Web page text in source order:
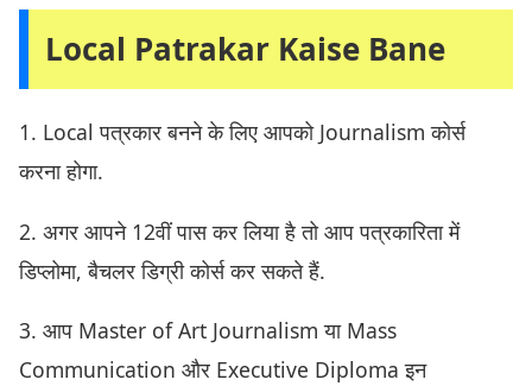
Local Patrakar Kaise Bane
1. Local पत्रकार बनने के लिए आपको Journalism कोर्स
करना होगा.
2. अगर आपने 12वीं पास कर लिया है तो आप पत्रकारिता में
डिप्लोमा, बैचलर डिग्री कोर्स कर सकते हैं.
3. आप Master of Art Journalism या Mass
Communication और Executive Diploma इन